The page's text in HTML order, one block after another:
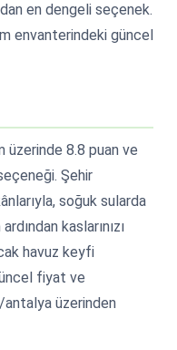
en dengeli seçenek.
envanterindeki güncel
üzerinde 8.8 puan ve
Şehir
soğuk sularda
kaslarınızı
havuz keyfi
fiyat ve
üzerinden